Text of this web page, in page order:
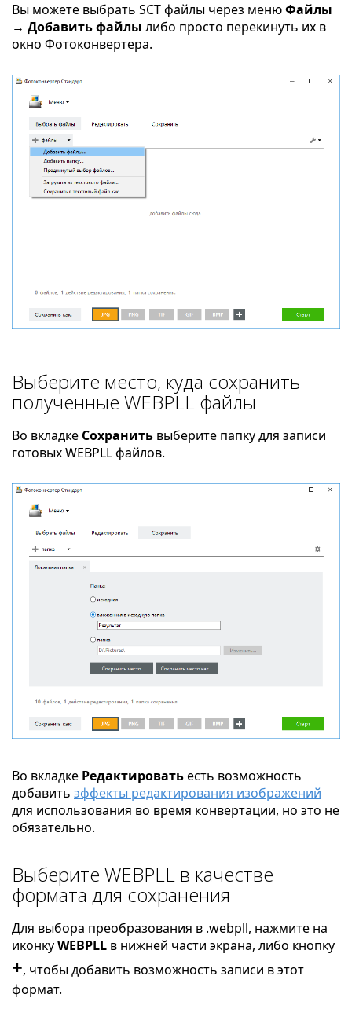
Вы можете выбрать SCT файлы через менюФайлы
→ Добавить файлы либо просто перекинуть их в
окно Фотоконвертера.
Выберите место, куда сохранить
полученные WEBPLL файлы
Во вкладке Сохранить выберите папку для записи
готовых WEBPLL файлов.
Во вкладке Редактироватьесть возможность
добавить эффекты редактирования изображений
для использования во время конвертации, но это не
обязательно.
Выберите WEBPLL в качестве
формата для сохранения
Для выбора преобразования в .webpll, нажмите на
иконкуWEBPLL в нижней части экрана, либо кнопку
+, чтобы добавить возможность записи в этот
формат.